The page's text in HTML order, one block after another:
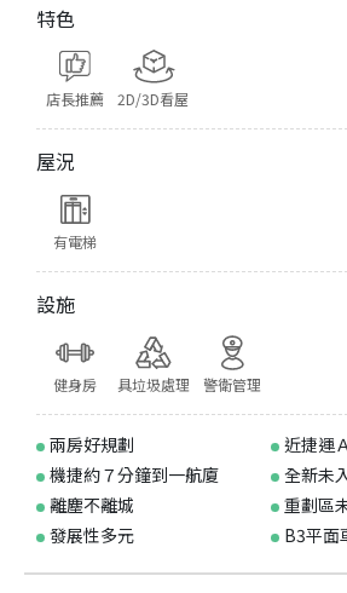
特色
店長推薦 2D/3D看屋
屋況
有電梯
設施
健身房 具垃圾處理 警衛管理
兩房好規劃
近捷運
機捷約７分鐘到一航廈
全新未
離塵不離城
重劃區
發展性多元
B3平面